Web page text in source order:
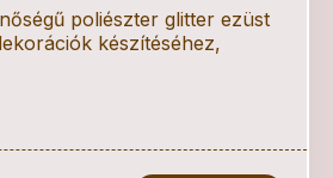
poliészter glitter ezüst
készítéséhez,